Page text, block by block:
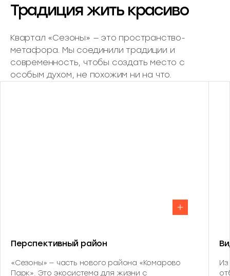
Традиция жить красиво
Квартал «Сезоны» — это пространство-
метафора. Мы соединили традиции и
современность, чтобы создать место с
особым духом, не похожим ни на что.
Перспективный район
«Сезоны» — часть нового района «Комарово
Парк». Это экосистема для жизни с